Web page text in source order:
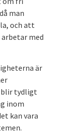
man
och att
med
är
blir tydligt
inom
kan vara